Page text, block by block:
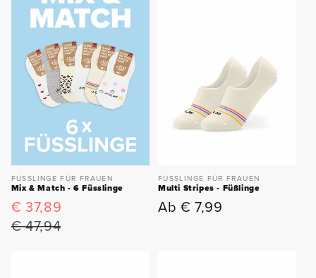
FÜSSLINGE FÜR FRAUEN
Mix & Match - 6 Füsslinge
Verkaufspreis
€ 37,89
€ 47,94
FÜSSLINGE FÜR FRAUEN
Multi Stripes - Füßlinge
Normaler
Ab € 7,99